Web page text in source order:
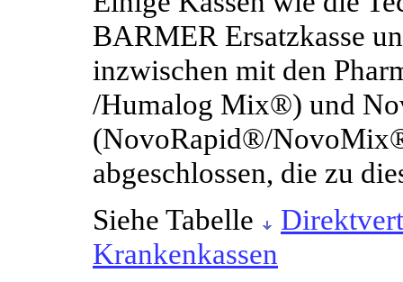
BARMER Ersatzkasse
inzwischen mit den
/Humalog Mix®) und
(NovoRapid®/
abgeschlossen, die zu
Siehe Tabelle
Krankenkassen